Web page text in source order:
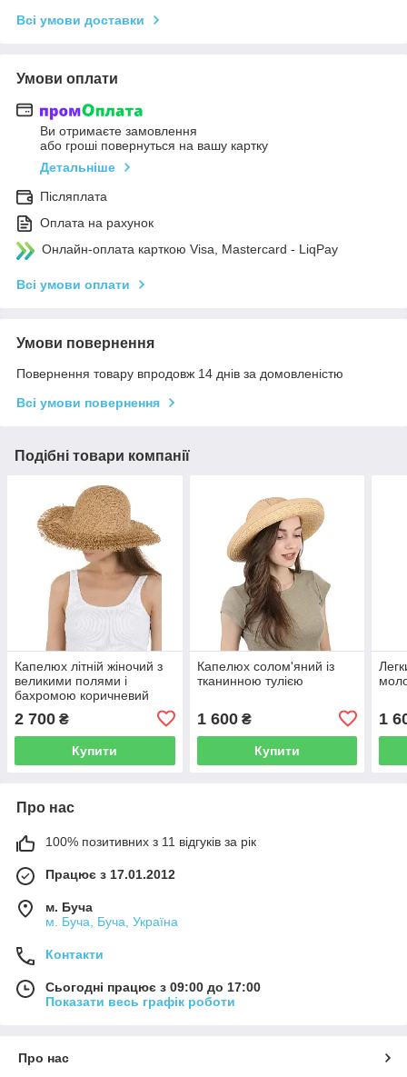
Всі умови доставки
Умови оплати
Ви отримаєте замовлення
або гроші повернуться на вашу картку
Детальніше
Післяплата
Оплата на рахунок
Онлайн-оплата карткою Visa, Mastercard - LiqPay
Всі умови оплати
Умови повернення
Повернення товару впродовж 14 днів за домовленістю
Всі умови повернення
Подібні товари компанії
Капелюх літній жіночий з
великими полями і
бахромою коричневий
2 700 ₴
Купити
Капелюх солом'яний із
тканинною тулією
1 600₴
Купити
1
Про нас
100% позитивних з 11 відгуків за рік
Працює з 17.01.2012
м. Буча
м. Буча, Буча, Україна
Контакти
Сьогодні працює з 09:00 до 17:00
Показати весь графік роботи
Про нас